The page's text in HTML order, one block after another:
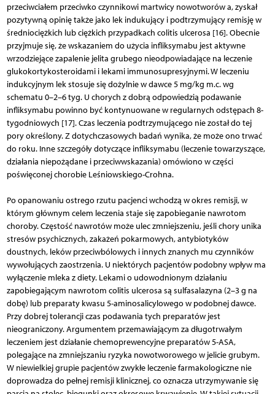
przeciwciałem przeciwko czynnikowi martwicy nowotworów a, zyskał
pozytywną opinię także jako lek indukujący i podtrzymujący remisję w
średniociężkich lub ciężkich przypadkach colitis ulcerosa [16]. Obecnie
przyjmuje się, że wskazaniem do użycia infliksymabu jest aktywne
wrzodziejące zapalenie jelita grubego nieodpowiadające na leczenie
glukokortykosteroidami i lekami immunosupresyjnymi. W leczeniu
indukcyjnym lek stosuje się dożylnie w dawce 5 mg/kg m.c. wg
schematu 0–2–6 tyg. U chorych z dobrą odpowiedzią podawanie
infliksymabu powinno być kontynuowane w regularnych odstępach 8-
tygodniowych [17]. Czas leczenia podtrzymującego nie został do tej
pory określony. Z dotychczasowych badań wynika, że może ono trwać
do roku. Inne szczegóły dotyczące infliksymabu (leczenie towarzyszące,
działania niepożądane i przeciwwskazania) omówiono w części
poświęconej chorobie Leśniowskiego-Crohna.
Po opanowaniu ostrego rzutu pacjenci wchodzą w okres remisji, w
którym głównym celem leczenia staje się zapobieganie nawrotom
choroby. Częstość nawrotów może ulec zmniejszeniu, jeśli chory unika
stresów psychicznych, zakażeń pokarmowych, antybiotyków
doustnych, leków przeciwbólowych i innych znanych mu czynników
wywołujących zaostrzenia. U niektórych pacjentów podobny wpływ ma
wyłączenie mleka z diety. Lekami o udowodnionym działaniu
zapobiegającym nawrotom colitis ulcerosa są sulfasalazyna (2–3 g na
dobę) lub preparaty kwasu 5-aminosalicylowego w podobnej dawce.
Przy dobrej tolerancji czas podawania tych preparatów jest
nieograniczony. Argumentem przemawiającym za długotrwałym
leczeniem jest działanie chemoprewencyjne preparatów 5-ASA,
polegające na zmniejszaniu ryzyka nowotworowego w jelicie grubym.
W niewielkiej grupie pacjentów zwykłe leczenie farmakologiczne nie
doprowadza do pełnej remisji klinicznej, co oznacza utrzymywanie się